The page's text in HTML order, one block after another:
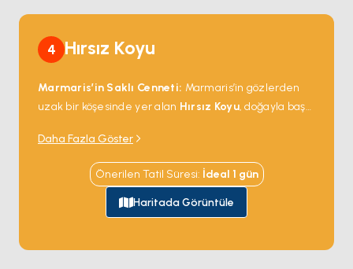
4 Hırsız Koyu
Marmaris’in Saklı Cenneti: Marmaris’in gözlerden
uzak bir köşesinde yer alan Hırsız Koyu, doğayla baş
noktasıdır. Etrafını çevreleyen yemyeşil ormanlar ve
berrak mavi suları, ziyaretçilere sakinlik ve dinginlik
sunar. Koyun korunaklı yapısı, yüzme, şnorkel ve
tekneyle demirlemek için mükemmel bir ortam
sağlar. Deniz yaşamını keşfetmek ya da gün batımını
Daha Fazla Göster
Önerilen Tatil Süresi: İdeal 1 gün
Haritada Görüntüle